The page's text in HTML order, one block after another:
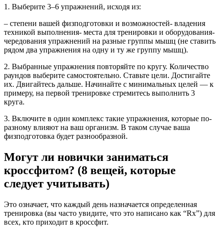
1. Выберите 3–6 упражнений, исходя из:
– степени вашей физподготовки и возможностей- владения
техникой выполнения- места для тренировки и оборудования-
чередования упражнений на разные группы мышц (не ставить
рядом два упражнения на одну и ту же группу мышц).
2. Выбранные упражнения повторяйте по кругу. Количество
раундов выберите самостоятельно. Ставьте цели. Достигайте
их. Двигайтесь дальше. Начинайте с минимальных целей — к
примеру, на первой тренировке стремитесь выполнить 3
круга.
3. Включите в один комплекс такие упражнения, которые по-
разному влияют на ваш организм. В таком случае ваша
физподготовка будет разнообразной.
Могут ли новички заниматься
кроссфитом? (8 вещей, которые
следует учитывать)
Это означает, что каждый день назначается определенная
тренировка (вы часто увидите, что это написано как “Rx”) для
всех, кто приходит в кроссфит.